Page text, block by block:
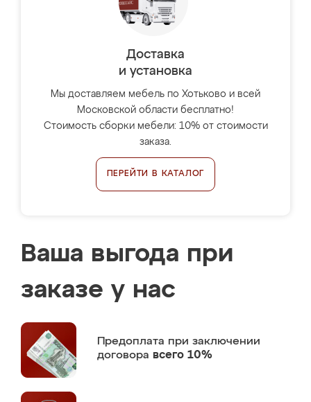
Доставка
и установка
Мы доставляем мебель по Хотьково и всей
Московской области бесплатно!
Стоимость сборки мебели: 10% от стоимости
заказа.
ПЕРЕЙТИ В КАТАЛОГ
Ваша выгода при
заказе у нас
Предоплата при заключении
договора всего 10%